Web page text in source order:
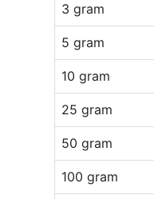
3 gram
5 gram
10 gram
25 gram
50 gram
100 gram